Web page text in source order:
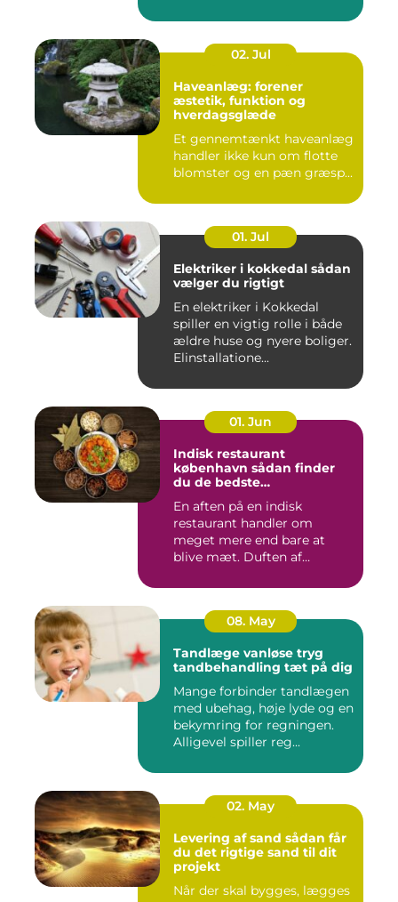
02. Jul
Haveanlæg: forener
æstetik, funktion og
hverdagsglæde
Et gennemtænkt haveanlæg
handler ikke kun om flotte
blomster og en pæn græsp...
01. Jul
Elektriker i kokkedal sådan
vælger du rigtigt
En elektriker i Kokkedal
spiller en vigtig rolle i både
ældre huse og nyere boliger.
Elinstallatione...
01. Jun
Indisk restaurant
københavn sådan finder
du de bedste
En aften på en indisk
restaurant handler om
meget mere end bare at
blive mæt. Duften af
08. May
Tandlæge vanløse tryg
tandbehandling tæt på dig
Mange forbinder tandlægen
med ubehag, høje lyde og en
bekymring for regningen.
Alligevel spiller reg...
02. May
Levering af sand sådan får
du det rigtige sand til dit
projekt
Når der skal bygges, lægges